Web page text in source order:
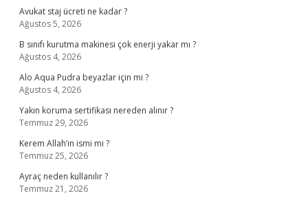
Avukat staj ücreti ne kadar ?
Ağustos 5, 2026
B sınıfı kurutma makinesi çok enerji yakar mı ?
Ağustos 4, 2026
Alo Aqua Pudra beyazlar için mi ?
Ağustos 4, 2026
Yakın koruma sertifikası nereden alınır ?
Temmuz 29, 2026
Kerem Allah’ın ismi mi ?
Temmuz 25, 2026
Ayraç neden kullanılır ?
Temmuz 21, 2026